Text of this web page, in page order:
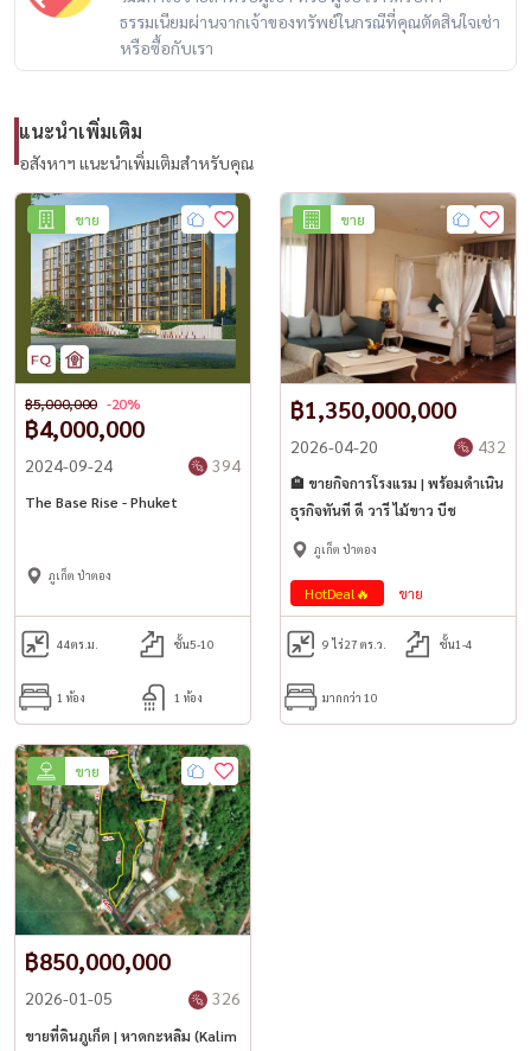
– จำนวน 112 โฉนด
🔥 10,000 ล้านบาท
(หนึ่งหมื่นล้านบาทถ้วน)
✔ รวมแล้วในราคานี้
– ภาษี
– ค่าโอน
– ค่าธรรมเนียมต่าง ๆ
– เหลือเพียง7600 ล้านบาท
---------------------------------------------
📩 For Serious Inquiries / Private Discussion
Housewa Thailand – Investment Assets Division
Email:Namthip@housewathailand.com
ธรรมเนียมผ่านจากเจ้าของทรัพย์ในกรณีที่คุณตัดสินใจเช่า
หรือซื้อกับเรา
แนะนำเพิ่มเติม
อสังหาฯ แนะนำเพิ่มเติมสำหรับคุณ
ขาย
฿4,000,000
฿5,000,000 -20%
2024-09-24 394
The Base Rise - Phuket
ภูเก็ต ป่าตอง
44ตร.ม. ชั้น5-10
1 ห้อง 1 ห้อง
ขาย
฿1,350,000,000
2026-04-20 432
🏨 ขายกิจการโรงแรม | พร้อมดำเนิน
ธุรกิจทันที ดี วารี ไม้ขาว บีช
ภูเก็ต ป่าตอง
HotDeal🔥 ขาย
9 ไร่27 ตร.ว. ชั้น1-4
มากกว่า 10
ขาย
฿850,000,000
2026-01-05 326
ขายที่ดินภูเก็ต | หาดกะหลิม (Kalim